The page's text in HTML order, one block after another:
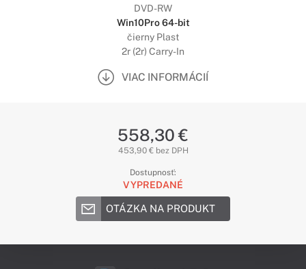
DVD-RW
Win10Pro 64-bit
čierny Plast
2r (2r) Carry-In
VIAC INFORMÁCIÍ
558,30 €
453,90 € bez DPH
Dostupnosť:
VYPREDANÉ
OTÁZKA NA PRODUKT